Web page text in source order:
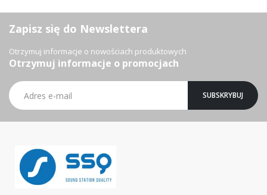
Zapisz się do Newslettera
Otrzymuj informacje o nowościach produktowych
Otrzymuj informacje o promocjach
Subskrybuj
nasz
newsletter:
SUBSKRYBUJ